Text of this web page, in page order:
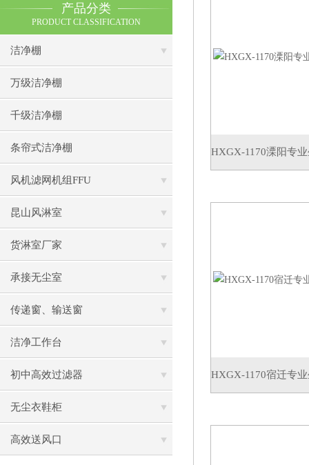
产品分类
PRODUCT CLASSIFICATION
洁净棚
万级洁净棚
千级洁净棚
条帘式洁净棚
风机滤网机组FFU
昆山风淋室
货淋室厂家
承接无尘室
传递窗、输送窗
洁净工作台
初中高效过滤器
无尘衣鞋柜
高效送风口
HXGX-1170溧阳专
HXGX-1170宿迁专